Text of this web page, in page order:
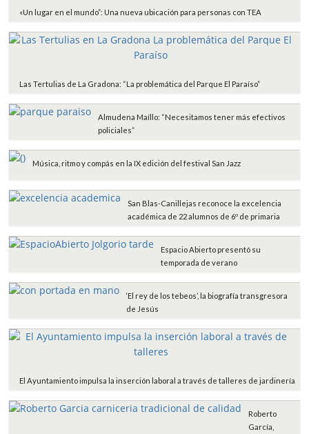
«Un lugar en el mundo”: Una nueva ubicación para personas con TEA
Las Tertulias de La Gradona: “La problemática del Parque El Paraíso”
Almudena Maíllo: “Necesitamos tener más efectivos
policiales”
Música, ritmo y compás en la IX edición del festival San Jazz
San Blas-Canillejas reconoce la excelencia
académica de 22 alumnos de 6º de primaria
Espacio Abierto presentó su
temporada de verano
‘El rey de los tebeos’, la biografía transgresora
de Jesús
El Ayuntamiento impulsa la inserción laboral a través de talleres de jardinería
Roberto
García,